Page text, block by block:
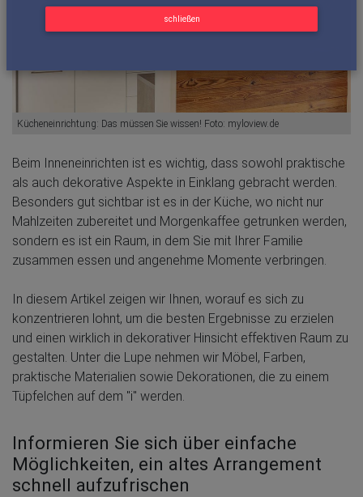
schließen
Kücheneinrichtung: Das müssen Sie wissen! Foto: myloview.de
Beim Inneneinrichten ist es wichtig, dass sowohl praktische
als auch dekorative Aspekte in Einklang gebracht werden.
Besonders gut sichtbar ist es in der Küche, wo nicht nur
Mahlzeiten zubereitet und Morgenkaffee getrunken werden,
sondern es ist ein Raum, in dem Sie mit Ihrer Familie
zusammen essen und angenehme Momente verbringen.
In diesem Artikel zeigen wir Ihnen, worauf es sich zu
konzentrieren lohnt, um die besten Ergebnisse zu erzielen
und einen wirklich in dekorativer Hinsicht effektiven Raum zu
gestalten. Unter die Lupe nehmen wir Möbel, Farben,
praktische Materialien sowie Dekorationen, die zu einem
Tüpfelchen auf dem "i" werden.
Informieren Sie sich über einfache
Möglichkeiten, ein altes Arrangement
schnell aufzufrischen